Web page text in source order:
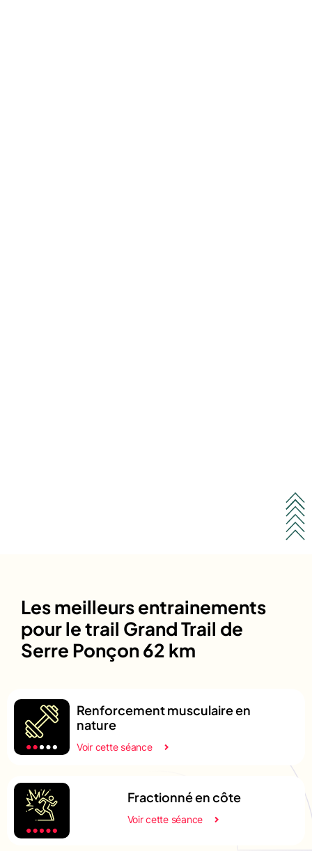
Les meilleurs entrainements
pour le trail Grand Trail de
Serre Ponçon 62 km
Renforcement musculaire en
nature
Voir cette séance
Fractionné en côte
Voir cette séance